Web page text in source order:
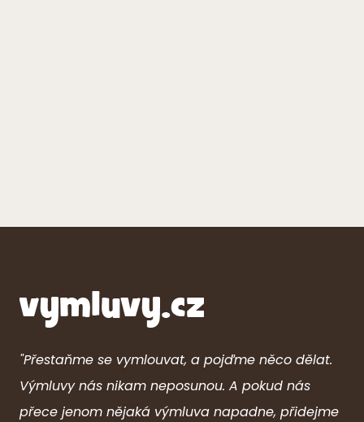
"Přestaňme se vymlouvat, a pojďme něco dělat.
Výmluvy nás nikam neposunou. A pokud nás
přece jenom nějaká výmluva napadne, přidejme